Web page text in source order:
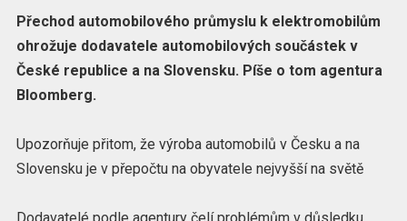
Přechod automobilového průmyslu k elektromobilům
ohrožuje dodavatele automobilových součástek v
České republice a na Slovensku. Píše o tom agentura
Bloomberg.
Upozorňuje přitom, že výroba automobilů v Česku a na
Slovensku je v přepočtu na obyvatele nejvyšší na světě